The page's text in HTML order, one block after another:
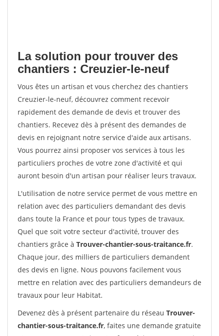
La solution pour trouver des
chantiers : Creuzier-le-neuf
Vous êtes un artisan et vous cherchez des chantiers
Creuzier-le-neuf, découvrez comment recevoir
rapidement des demande de devis et trouver des
chantiers. Recevez dès à présent des demandes de
devis en rejoignant notre service d'aide aux artisans.
Vous pourrez ainsi proposer vos services à tous les
particuliers proches de votre zone d'activité et qui
auront besoin d'un artisan pour réaliser leurs travaux.
L'utilisation de notre service permet de vous mettre en
relation avec des particuliers demandant des devis
dans toute la France et pour tous types de travaux.
Quel que soit votre secteur d'activité, trouver des
chantiers grâce à Trouver-chantier-sous-traitance.fr.
Chaque jour, des milliers de particuliers demandent
des devis en ligne. Nous pouvons facilement vous
mettre en relation avec des particuliers demandeurs de
travaux pour leur Habitat.
Devenez dès à présent partenaire du réseau Trouver-
chantier-sous-traitance.fr, faites une demande gratuite